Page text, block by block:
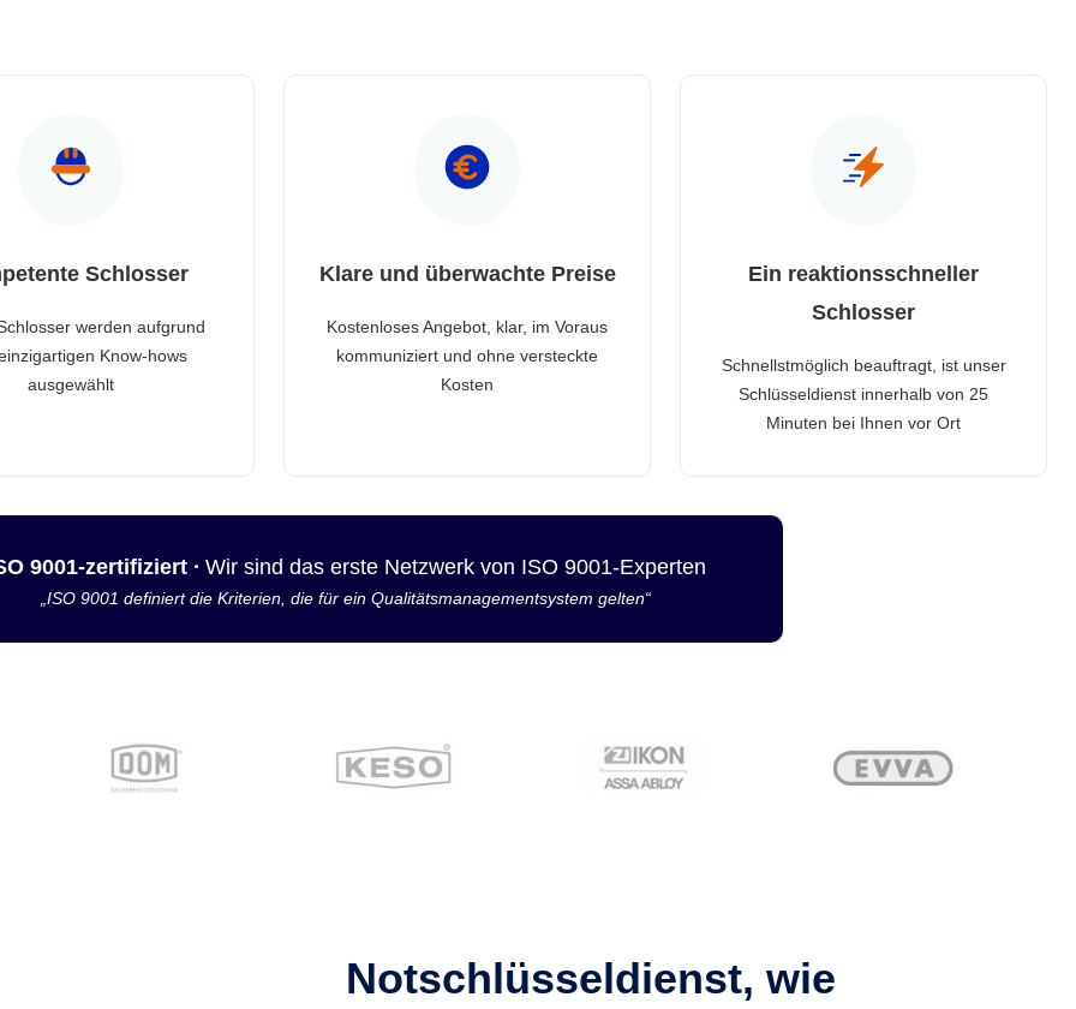
Schlosser
werden aufgrund
Know-hows
ausgewählt
Klare und überwachte Preise
Kostenloses Angebot, klar, im Voraus
kommuniziert und ohne versteckte
Kosten
Ein reaktionsschneller
Schlosser
Schnellstmöglich beauftragt, ist unser
Schlüsseldienst innerhalb von 25
Minuten bei Ihnen vor Ort
9001-zertifiziert · Wir sind das erste Netzwerk von ISO 9001-Experten
„ISO 9001 definiert die Kriterien, die für ein Qualitätsmanagementsystem gelten“
Notschlüsseldienst, wie